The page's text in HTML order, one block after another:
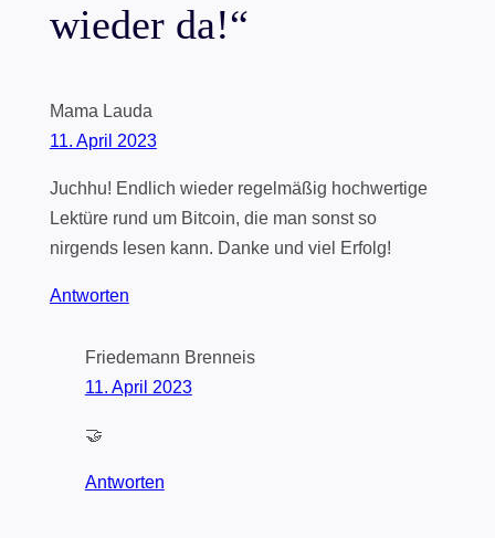
wieder da!“
Mama Lauda
11. April 2023
Juchhu! Endlich wieder regelmäßig hochwertige
Lektüre rund um Bitcoin, die man sonst so
nirgends lesen kann. Danke und viel Erfolg!
Antworten
Friedemann Brenneis
11. April 2023
🤝
Antworten